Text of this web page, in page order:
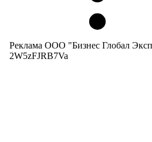
Реклама ООО "Бизнес Глобал
2W5zFJRB7Va